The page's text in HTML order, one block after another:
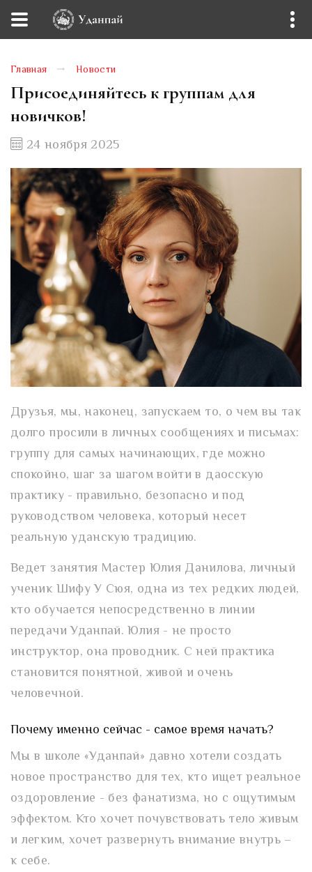
Главная Новости
Присоединяйтесь к группам для
новичков!
24 ноября 2025
Друзья, мы, наконец, запускаем то, о чем вы так
долго просили в личных сообщениях и письмах:
группу для самых начинающих, где можно
спокойно, шаг за шагом войти в даосскую
практику - правильно, безопасно и под
руководством человека, который несет
реальную уданскую традицию.
Ведет занятия Мастер Юлия Данилова, личный
ученик Шифу У Сюя, одна из тех редких людей,
кто обучается непосредственно в линии
передачи Уданпай. Юлия - не просто
инструктор, она проводник. С ней практика
становится понятной, живой и очень
человечной.
Почему именно сейчас - самое время начать?
Мы в школе «Уданпай» давно хотели создать
новое пространство для тех, кто ищет реальное
оздоровление - без фанатизма, но с ощутимым
эффектом. Кто хочет почувствовать тело живым
и легким, хочет развернуть внимание внутрь –
к себе.